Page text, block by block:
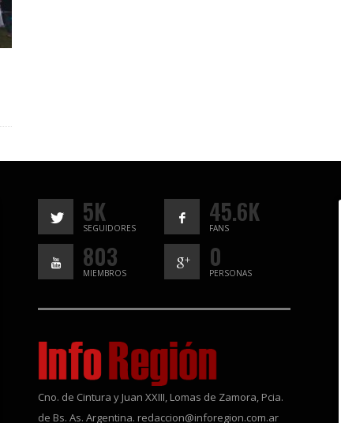
5K
SEGUIDORES
45.6K
FANS
803
MIEMBROS
0
PERSONAS
Cno. de Cintura y Juan XXIII, Lomas de Zamora, Pcia.
de Bs. As. Argentina. redaccion@inforegion.com.ar